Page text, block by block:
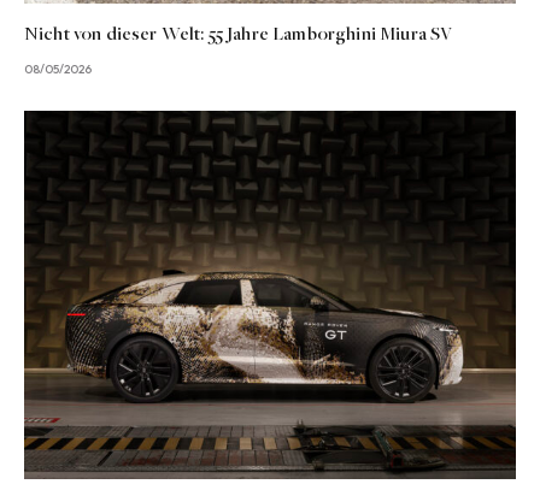
Nicht von dieser Welt: 55 Jahre Lamborghini Miura SV
08/05/2026